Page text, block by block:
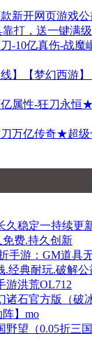
款新开网页游戏
打，送一键满级
刀-10亿真伤-战
线】【梦幻西游
亿属性-狂刀永恒
刀万亿传奇★超
久稳定一持续更
费.持久创新
折手游：GM道具
.经典耐玩.破解公
游洪荒OL712
诸石官方版（破
】mo
野望（0.05折三